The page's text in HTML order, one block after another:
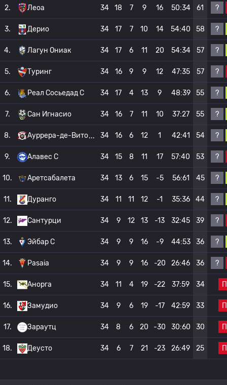
2. Леоа 34 18 7 9 16 50:34 61 ?
3. Дерио 34 17 7 10 14 54:40 58 ?
4. Лагун Ониак 34 17 6 11 20 54:34 57 ?
5. Туринг 34 16 9 9 12 47:35 57 ?
6. Реал Сосьедад C 34 17 4 13 9 48:39 55 ?
7. Сан Игнасио 34 16 7 11 10 37:27 55 ?
8. Ауррера-де-Вито 34 16 6 12 1 42:41 54 ?
9. Алавес С 34 15 8 11 17 57:40 53 ?
10. Аретсабалета 34 13 6 15 -5 56:61 45 ?
11. Дуранго 34 11 11 12 -1 35:36 44 ?
12. Сантурци 34 9 12 13 -13 32:45 39 ?
13. Эйбар C 34 9 9 16 -9 44:53 36 ?
14. Pasaia 34 9 9 16 -20 26:46 36 ?
15. Анорга 34 11 4 19 -22 37:59 34 П
16. Замудио 34 9 6 19 -17 42:59 33 П
17. Зараутц 34 8 6 20 -30 30:60 30 П
18. Деусто 34 6 7 21 -23 26:49 25 П